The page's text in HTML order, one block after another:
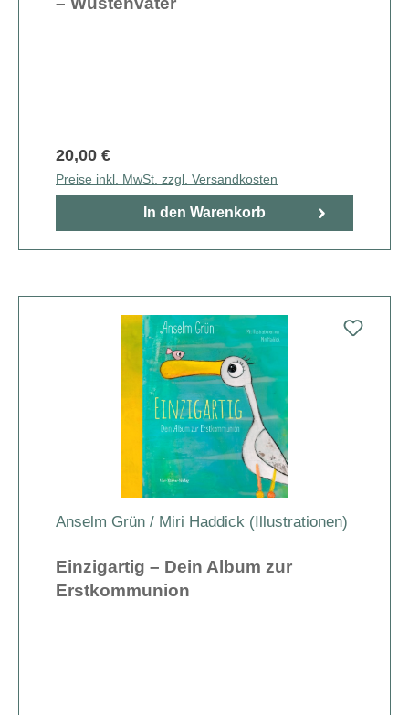
20,00 €
Preise inkl. MwSt. zzgl. Versandkosten
In den Warenkorb
Anselm Grün / Miri Haddick (Illustrationen)
Einzigartig – Dein Album zur
Erstkommunion